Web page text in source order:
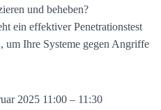
und beheben?
ein effektiver Penetrationstest
um Ihre Systeme gegen Angriffe
2025 11:00 – 11:30